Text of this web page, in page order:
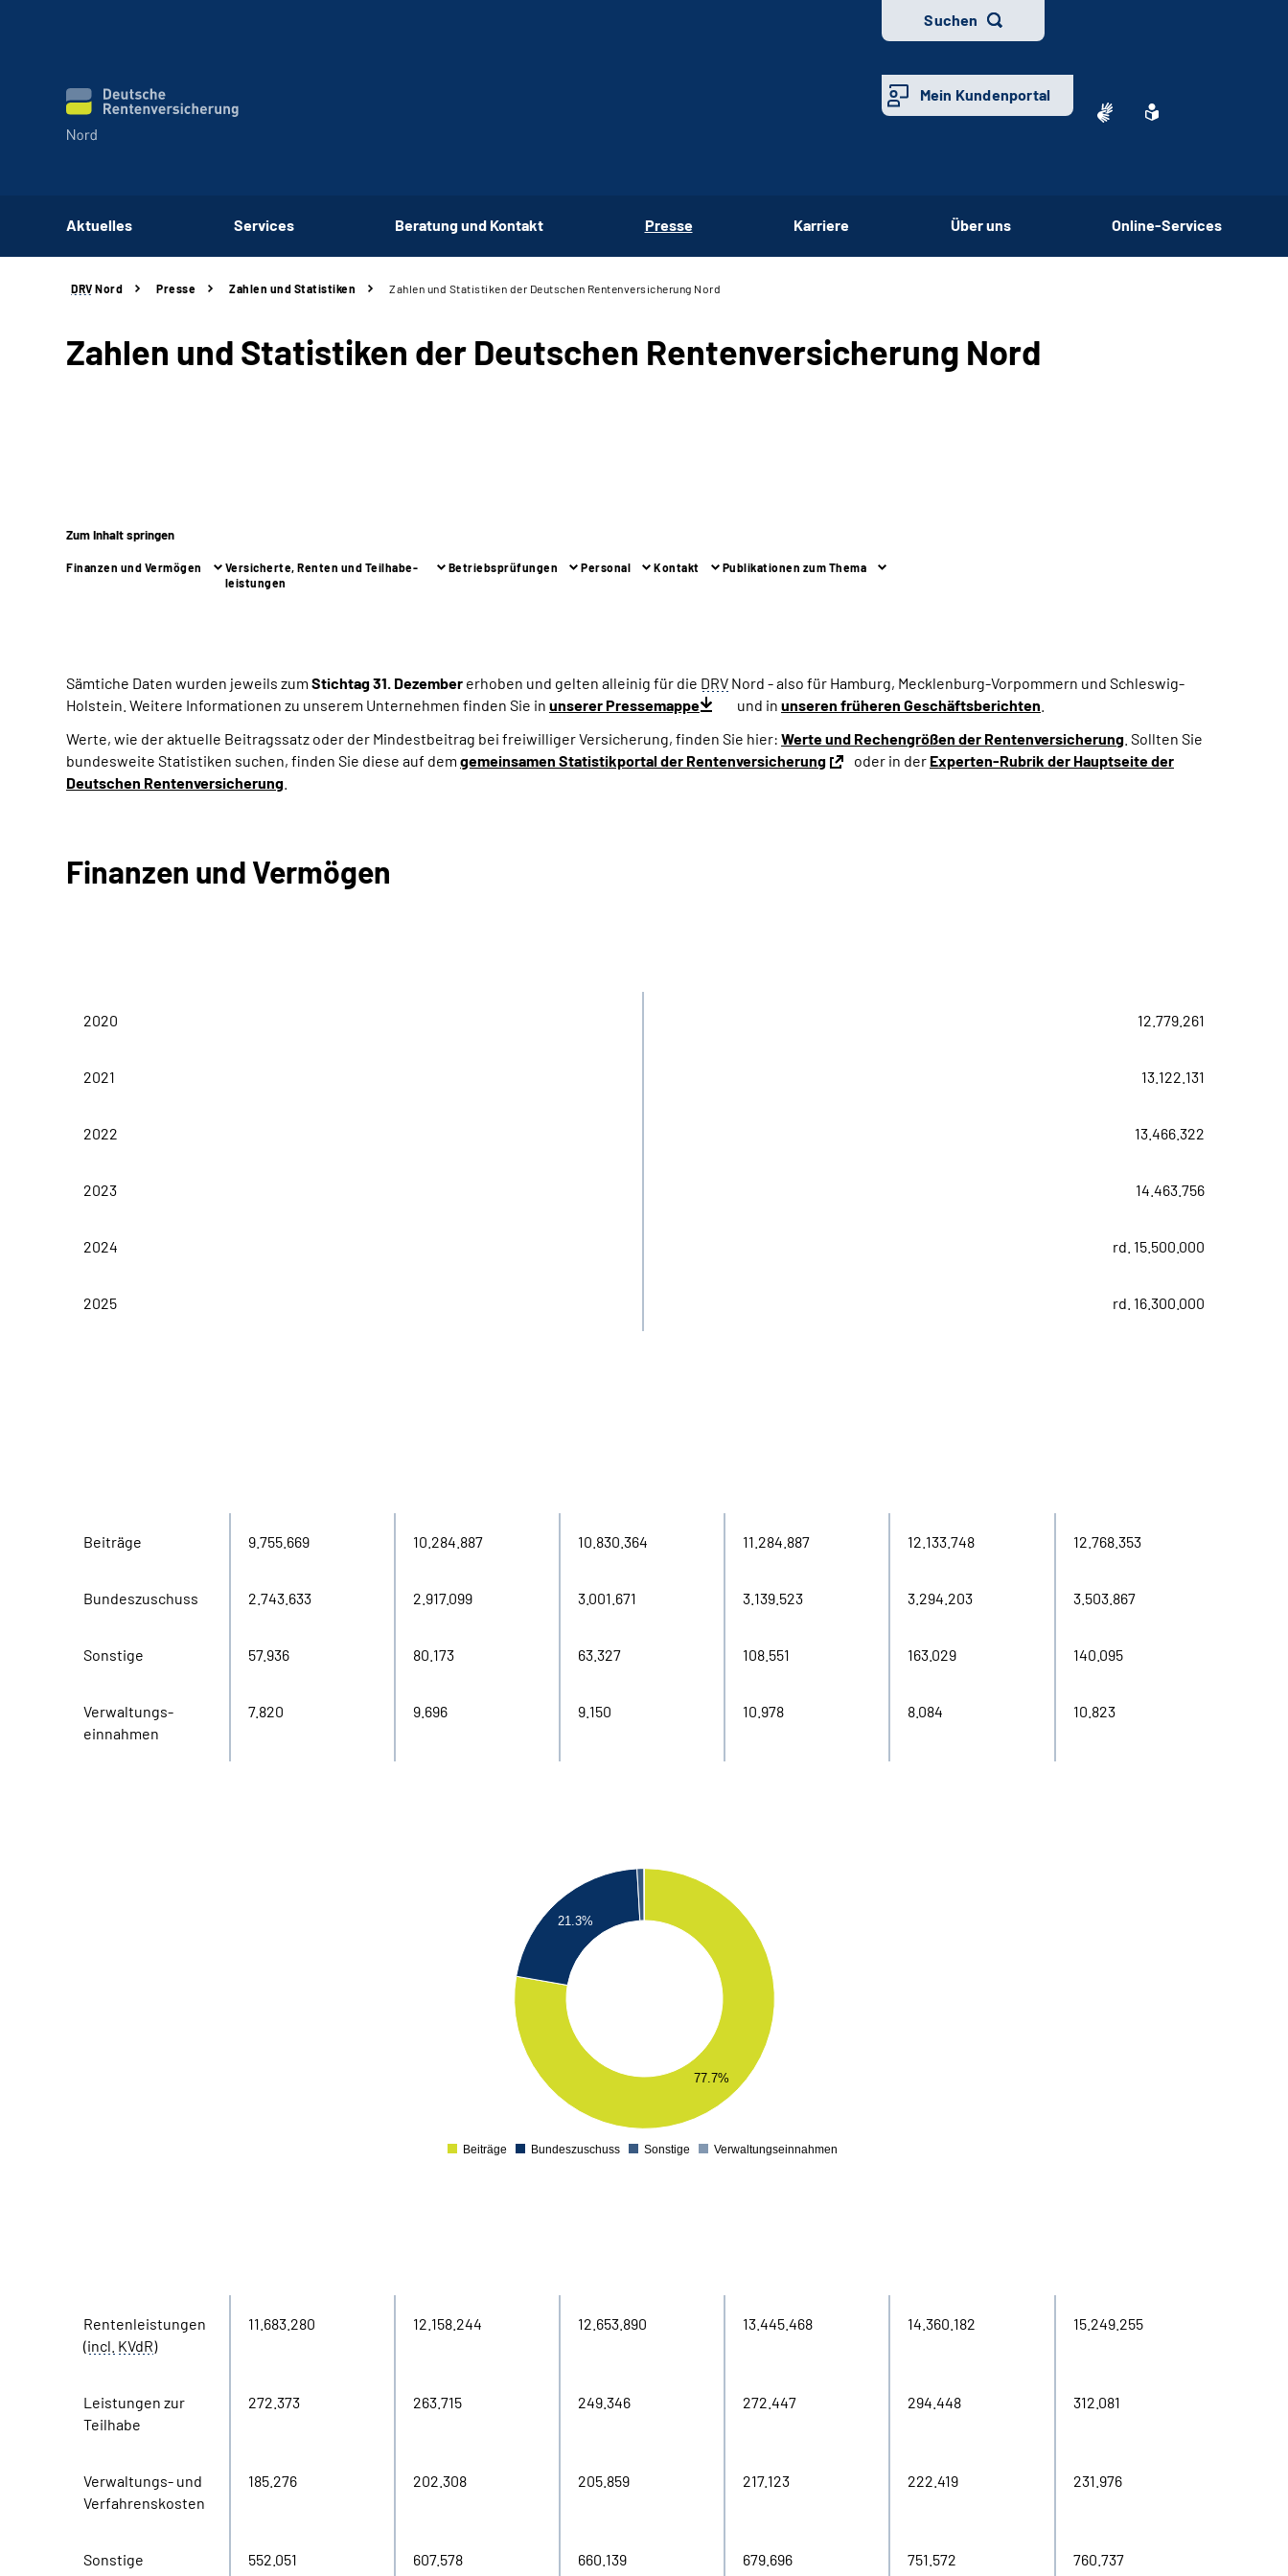
Suchen
Mein Kundenportal
Aktuelles Services Beratung und Kontakt Presse Karriere Über uns Online-Services
DRV Nord Presse Zahlen und Statistiken Zahlen und Statistiken der Deutschen Renten­versicherung Nord
Zahlen und Statistiken der Deutschen Renten­versicherung Nord
Zum Inhalt springen
Finanzen und Vermögen
Versicherte, Renten und Teilhabe­
leistungen
Betriebsprüfungen Personal Kontakt Publikationen zum Thema
Sämtiche Daten wurden jeweils zum Stichtag 31. Dezember erhoben und gelten alleinig für die DRV Nord - also für Hamburg, Mecklenburg-Vorpommern und Schleswig-
Holstein. Weitere Informationen zu unserem Unternehmen finden Sie in unserer Pressemappe und in unseren früheren Geschäftsberichten
Werte, wie der aktuelle Beitragssatz oder der Mindestbeitrag bei freiwilliger Versicherung, finden Sie hier: Werte und Rechengrößen der Rentenversicherung . Sollten Sie
bundesweite Statistiken suchen, finden Sie diese auf dem gemeinsamen Statistikportal der Rentenversicherung oder in der Experten-Rubrik der Hauptseite der
Deutschen Rentenversicherung
Finanzen und Vermögen
2020 12.779.261
2021 13.122.131
2022 13.466.322
2023 14.463.756
2024 rd. 15.500.000
2025 rd. 16.300.000
Beiträge 9.755.669 10.284.887 10.830.364 11.284.887 12.133.748 12.768.353
Bundeszuschuss 2.743.633 2.917.099 3.001.671 3.139.523 3.294.203 3.503.867
Sonstige 57.936 80.173 63.327 108.551 163.029 140.095
Verwaltungs-
einnahmen
7.820 9.696 9.150 10.978 8.084 10.823
77.7%
21.3%
Beiträge Bundeszuschuss Sonstige Verwaltungs­einnahmen
Rentenleistungen
(incl. KVdR)
11.683.280 12.158.244 12.653.890 13.445.468 14.360.182 15.249.255
Leistungen zur
Teilhabe
272.373 263.715 249.346 272.447 294.448 312.081
Verwaltungs- und
Verfahrenskosten
185.276 202.308 205.859 217.123 222.419 231.976
Sonstige 552.051 607.578 660.139 679.696 751.572 760.737